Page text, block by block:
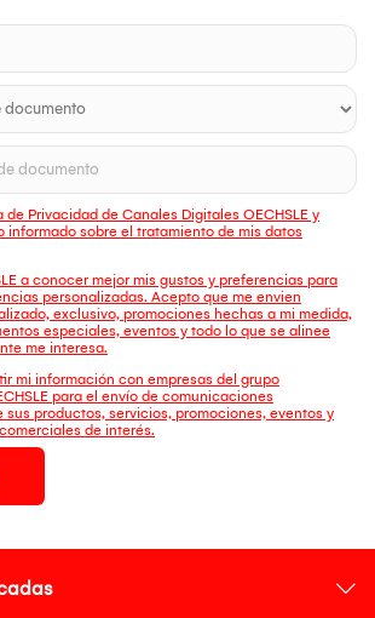
de Privacidad de Canales Digitales OECHSLE y
informado sobre el tratamiento de mis datos
a conocer mejor mis gustos y preferencias para
personalizadas. Acepto que me envien
exclusivo, promociones hechas a mi medida,
especiales, eventos y todo lo que se alinee
me interesa.
mi información con empresas del grupo
para el envío de comunicaciones
sus productos, servicios, promociones, eventos y
de interés.